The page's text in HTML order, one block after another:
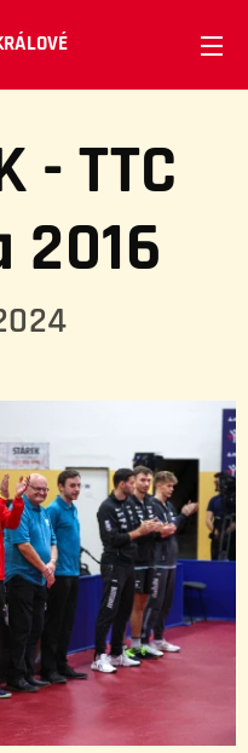
- TTC
2016